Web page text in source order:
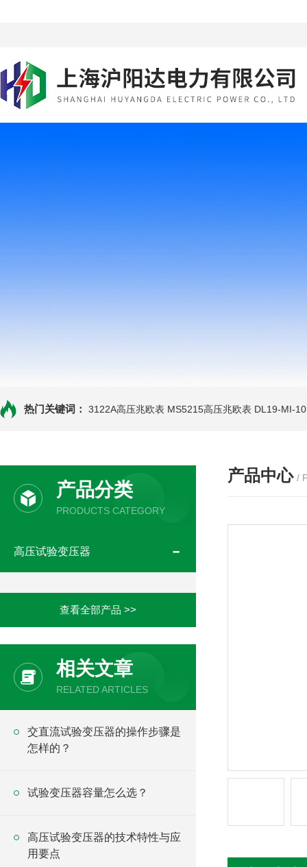
热门关键词： 3122A高压兆欧表 MS5215高压兆欧表 DL19-MI-
产品分类
PRODUCTS CATEGORY
高压试验变压器
查看全部产品 >>
相关文章
RELATED ARTICLES
交直流试验变压器的操作步骤是
怎样的？
试验变压器容量怎么选？
高压试验变压器的技术特性与应
用要点
产品中心 /